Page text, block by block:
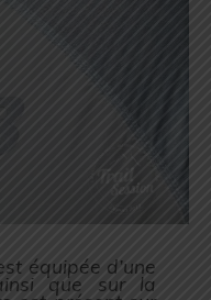
équipée d’une
que sur la